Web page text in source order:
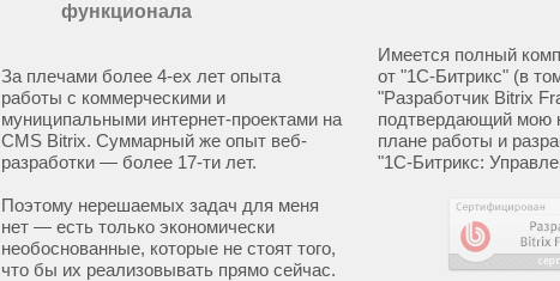
функционала
За плечами более 4-ех лет опыта
работы с коммерческими и
муниципальными интернет-проектами на
CMS Bitrix. Суммарный же опыт веб-
разработки — более 17-ти лет.
Поэтому нерешаемых задач для меня
нет — есть только экономически
необоснованные, которые не стоят того,
что бы их реализовывать прямо сейчас.
Имеется полный
от "1С-Битрикс" (в
"Разработчик Bitrix
подтвердающий мою
плане работы и
"1С-Битрикс: